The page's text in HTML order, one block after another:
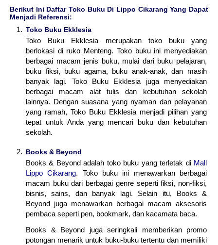
Berikut Ini Daftar Toko Buku Di Lippo Cikarang Yang Dapat
Menjadi Referensi:
Toko Buku Ekklesia
Toko Buku Ekklesia merupakan toko buku yang
berlokasi di ruko Menteng. Toko buku ini menyediakan
berbagai macam jenis buku, mulai dari buku pelajaran,
buku fiksi, buku agama, buku anak-anak, dan masih
banyak lagi. Toko Buku Ekklesia juga menyediakan
berbagai macam alat tulis dan kebutuhan sekolah
lainnya. Dengan suasana yang nyaman dan pelayanan
yang ramah, Toko Buku Ekklesia menjadi pilihan yang
tepat untuk Anda yang mencari buku dan kebutuhan
sekolah.
Books & Beyond
Books & Beyond adalah toko buku yang terletak di Mall
Lippo Cikarang. Toko buku ini menawarkan berbagai
macam buku dari berbagai genre seperti fiksi, non-fiksi,
bisnis, sains, dan banyak lagi. Selain itu, Books &
Beyond juga menawarkan berbagai macam aksesoris
pembaca seperti pen, bookmark, dan kacamata baca.
Books & Beyond juga seringkali memberikan promo
potongan menarik untuk buku-buku tertentu dan memiliki